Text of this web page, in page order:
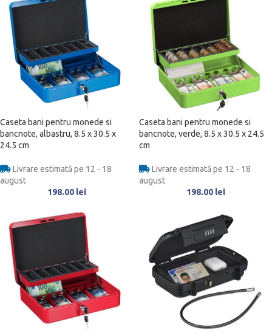
Caseta bani pentru monede si
bancnote, albastru, 8.5 x 30.5 x
24.5 cm
Livrare estimată pe 12 - 18
august
198.00 lei
Caseta bani pentru monede si
bancnote, verde, 8.5 x 30.5 x 24.5
cm
Livrare estimată pe 12 - 18
august
198.00 lei